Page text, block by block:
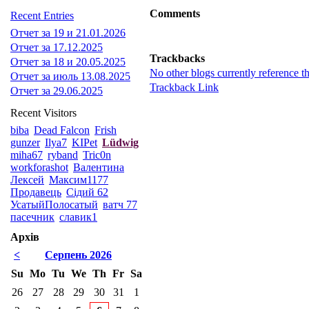
Comments
Trackbacks
No other blogs currently reference
Trackback Link
Recent Entries
Отчет за 19 и 21.01.2026
Отчет за 17.12.2025
Отчет за 18 и 20.05.2025
Отчет за июль 13.08.2025
Отчет за 29.06.2025
Recent Visitors
biba Dead Falcon Frish
gunzer Ilya7 KIPet Lüdwig
miha67 ryband Tric0n
workforashot Валентина
Лексей Максим1177
Продавець Сідий 62
УсатыйПолосатый ватч 77
пасечник славик1
Архів
<
Серпень 2026
Su Mo Tu We Th Fr Sa
26
27 28 29 30 31
1